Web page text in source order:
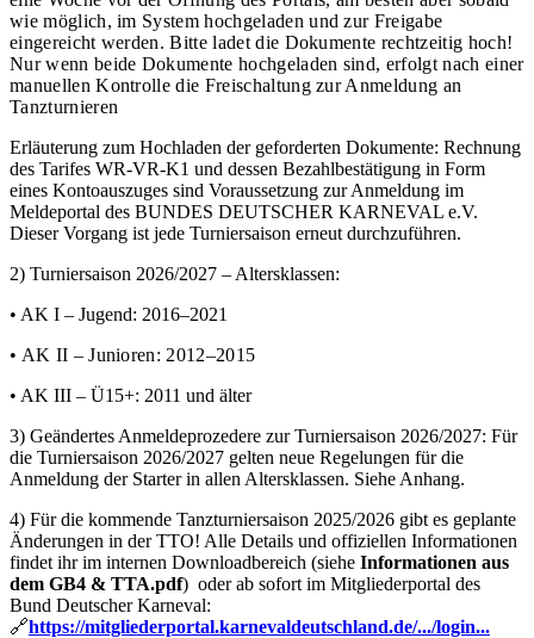
wie möglich, im System hochgeladen und zur Freigabe
eingereicht werden. Bitte ladet die Dokumente rechtzeitig hoch!
Nur wenn beide Dokumente hochgeladen sind, erfolgt nach einer
manuellen Kontrolle die Freischaltung zur Anmeldung an
Tanzturnieren
Erläuterung zum Hochladen der geforderten Dokumente: Rechnung
des Tarifes WR-VR-K1 und dessen Bezahlbestätigung in Form
eines Kontoauszuges sind Voraussetzung zur Anmeldung im
Meldeportal des BUNDES DEUTSCHER KARNEVAL e.V.
Dieser Vorgang ist jede Turniersaison erneut durchzuführen.
2) Turniersaison 2026/2027 – Altersklassen:
• AK I – Jugend: 2016–2021
• AK II – Junioren: 2012–2015
• AK III – Ü15+: 2011 und älter
3) Geändertes Anmeldeprozedere zur Turniersaison 2026/2027: Für
die Turniersaison 2026/2027 gelten neue Regelungen für die
Anmeldung der Starter in allen Altersklassen. Siehe Anhang.
4) Für die kommende Tanzturniersaison 2025/2026 gibt es geplante
Änderungen in der TTO! Alle Details und offiziellen Informationen
findet ihr im internen Downloadbereich (siehe Informationen aus
dem GB4 & TTA.pdf) oder ab sofort im Mitgliederportal des
Bund Deutscher Karneval:
🔗https://mitgliederportal.karnevaldeutschland.de/.../login...